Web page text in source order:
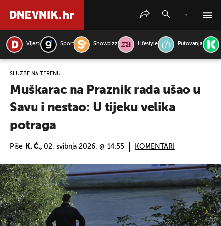
Vijesti Sport Showbizz Lifestyle Putovanja
SLUŽBE NA TERENU
Muškarac na Praznik rada ušao u
Savu i nestao: U tijeku velika
potraga
Piše K. Č., 02. svibnja 2026. @ 14:55 KOMENTARI
PRETRAŽITE VIJESTI